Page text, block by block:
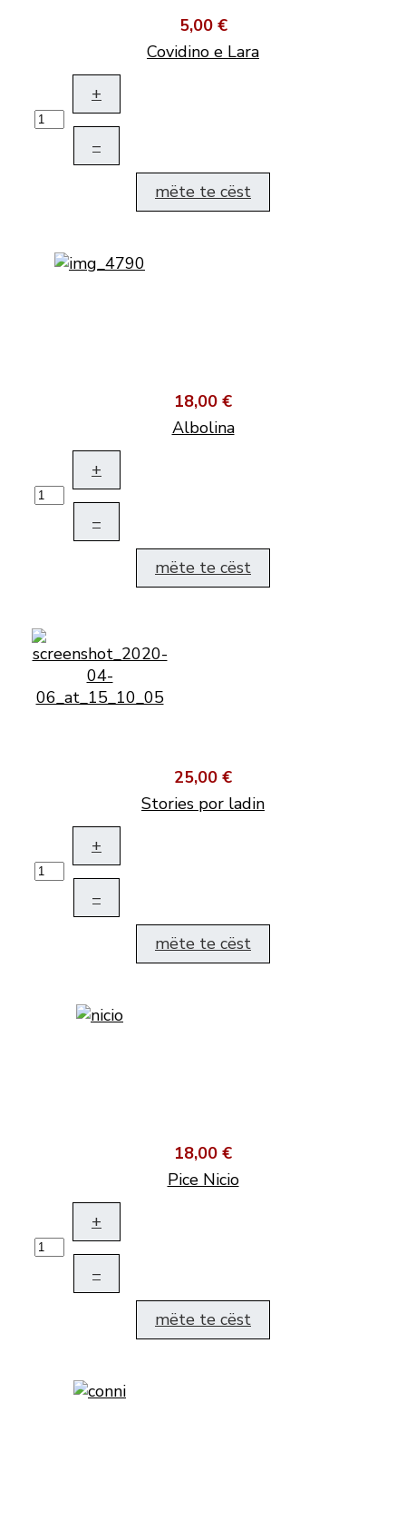
5,00 €
Covidino e Lara
+
–
mëte te cëst
18,00 €
Albolina
+
–
mëte te cëst
25,00 €
Stories por ladin
+
–
mëte te cëst
18,00 €
Pice Nicio
+
–
mëte te cëst